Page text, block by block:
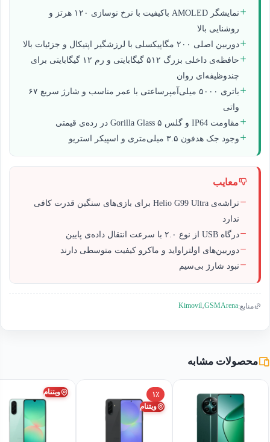
نمایشگر AMOLED باکیفیت با نرخ نوسازی ‏۱۲۰ هرتز و
روشنایی بالا
دوربین اصلی ‏۲۰۰ مگاپیکسلی با لرزشگیر اپتیکال و جزئیات بالا
حافظه‌ی داخلی بزرگ ‏۵۱۲ گیگابایتی و رم ‏۱۲ گیگابایتی برای
چندوظیفه‌ای روان
باتری ‏۵۰۰۰ میلی‌آمپرساعتی با عمر مناسب و شارژ سریع ‏۶۷
واتی
مقاومت IP64 و گلس Gorilla Glass ۵ در رده‌ی قیمتی
وجود جک هدفون ‏۳.۵ میلی‌متری و اسپیکر استریو
معایب
تراشه‌ی Helio G99 Ultra برای بازی‌های سنگین قدرت کافی
ندارد
درگاه USB از نوع ‏۲.۰ با سرعت انتقال داده‌ی پایین
دوربین‌های اولتراواید و ماکرو کیفیت متوسطی دارند
نبود شارژ بی‌سیم
منابع:GSMArena،Kimovil
محصولات مشابه
۱٪
ویتنام
ویتنام